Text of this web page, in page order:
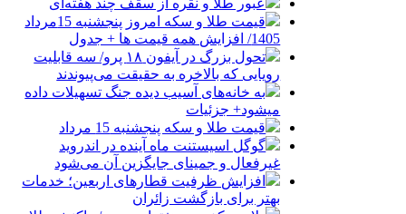
عبور طلا و نقره از سقف چند هفته‌ای
قیمت طلا و سکه امروز پنجشنبه 15مرداد
1405/ افزایش همه قیمت ها + جدول
تحول بزرگ در آیفون ۱۸ پرو/ سه قابلیت
رویایی که بالاخره به حقیقت می‌پیوندند
به خانه‌های آسیب دیده جنگ تسهیلات داده
میشود+ جزئیات
قیمت طلا و سکه پنجشنبه 15 مرداد
گوگل اسیستنت ماه آینده در اندروید
غیرفعال و جمینای جایگزین آن می‌شود
افزایش ظرفیت قطارهای اربعین؛ خدمات
بهتر برای بازگشت زائران